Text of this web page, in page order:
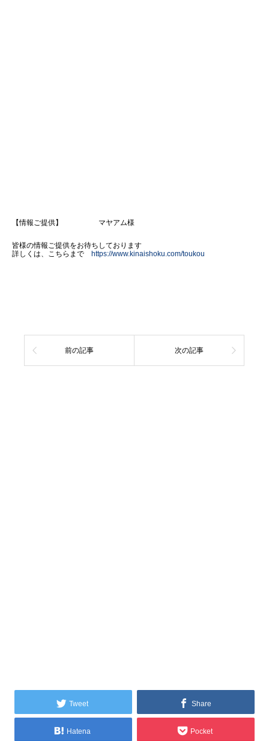
【情報ご提供】 マヤアム様
皆様の情報ご提供をお待ちしております
詳しくは、こちらまで https://www.kinaishoku.com/toukou
前の記事 次の記事
Tweet Share
Hatena Pocket